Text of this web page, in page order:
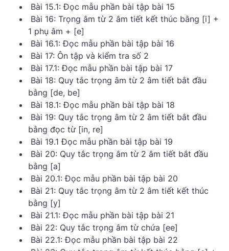
Bài 15.1: Đọc mẫu phần bài tập bài 15
Bài 16: Trọng âm từ 2 âm tiết kết thúc bằng [i] +
1 phụ âm + [e]
Bài 16.1: Đọc mẫu phần bài tập bài 16
Bài 17: Ôn tập và kiểm tra số 2
Bài 17.1: Đọc mẫu phần bài tập bài 17
Bài 18: Quy tắc trọng âm từ 2 âm tiết bắt đầu
bằng [de, be]
Bài 18.1: Đọc mẫu phần bài tập bài 18
Bài 19: Quy tắc trọng âm từ 2 âm tiết bắt đầu
bằng đọc từ [in, re]
Bài 19.1 Đọc mẫu phần bài tập bài 19
Bài 20: Quy tắc trọng âm từ 2 âm tiết bắt đầu
bằng [a]
Bài 20.1: Đọc mẫu phần bài tập bài 20
Bài 21: Quy tắc trọng âm từ 2 âm tiết kết thúc
bằng [y]
Bài 21.1: Đọc mẫu phần bài tập bài 21
Bài 22: Quy tắc trọng âm từ chứa [ee]
Bài 22.1: Đọc mẫu phần bài tập bài 22